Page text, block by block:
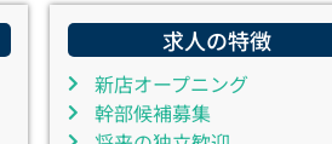
求人の特徴
新店オープニング
幹部候補募集